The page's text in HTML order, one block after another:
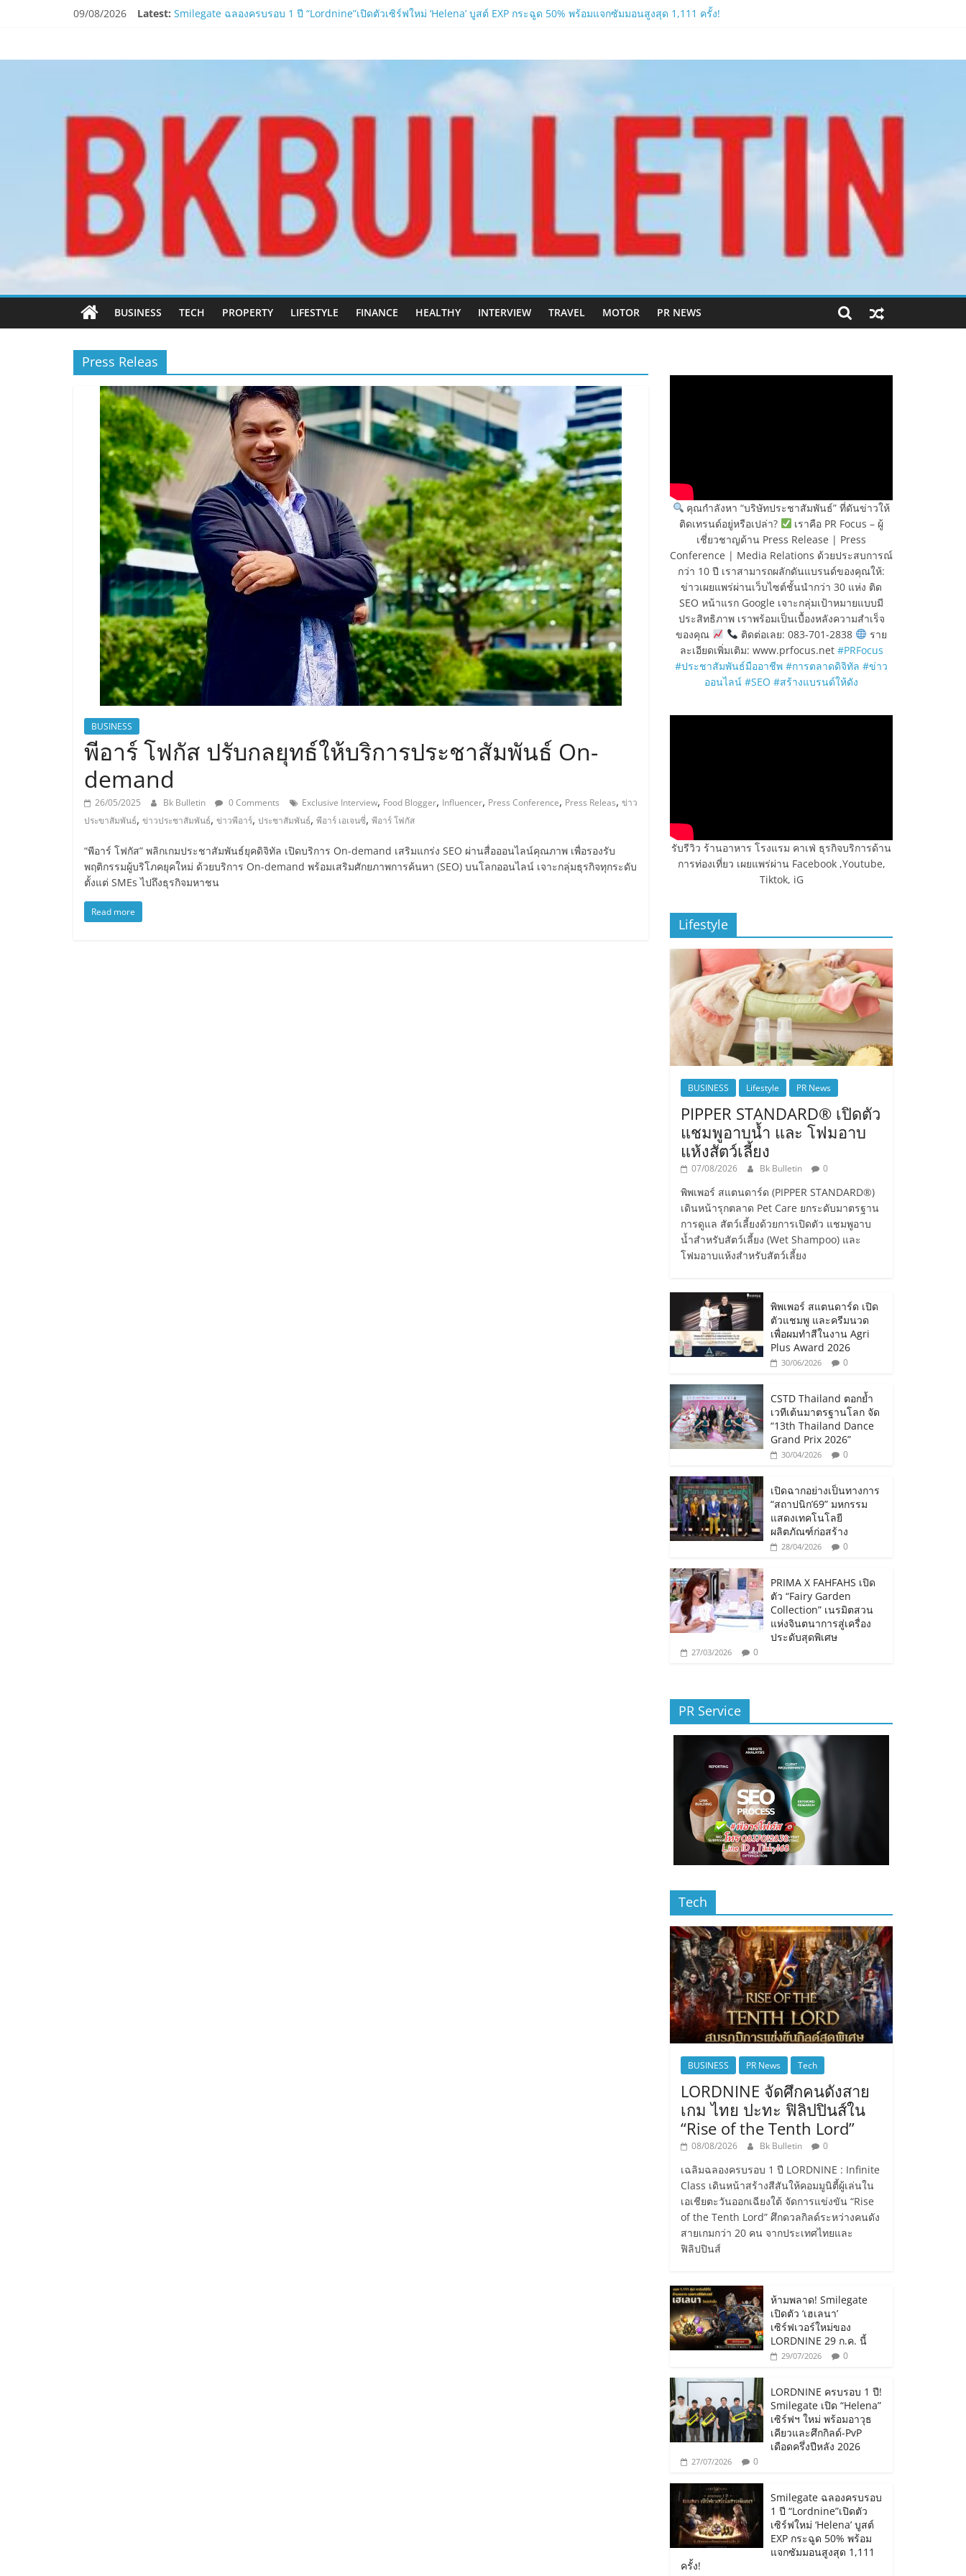
09/08/2026 Latest: Smilegate ฉลองครบรอบ 1 ปี “Lordnine”เปิดตัวเซิร์ฟใหม่ ‘Helena’ บูสต์ EXP กระฉูด 50% พร้อมแจกซัมมอนสูงสุด 1,111 ครั้ง!
ห้ามพลาด! Smilegate เปิดตัว ‘เฮเลนา’ เซิร์ฟเวอร์ใหม่ของ LORDNINE 29 ก.ค. นี้
LORDNINE ครบรอบ 1 ปี! Smilegate เปิด “Helena” เซิร์ฟฯ ใหม่ พร้อมอาวุธเคียวและศึกกิลด์-PvP เดือดครึ่งปีหลัง 2026
www.bkbulletin.com
ข่าว
ครบ
ด้าน
BUSINESS TECH PROPERTY LIFESTYLE FINANCE HEALTHY INTERVIEW TRAVEL MOTOR PR NEWS
Press Releas
BUSINESS
พีอาร์ โฟกัส ปรับกลยุทธ์ให้บริการประชาสัมพันธ์ On-
demand
26/05/2025 Bk Bulletin 0 Comments Exclusive Interview, Food Blogger, Influencer, Press Conference, Press Releas, ข่าว
ประขาสัมพันธ์, ข่าวประชาสัมพันธ์, ข่าวพีอาร์, ประชาสัมพันธ์, พีอาร์ เอเจนซี่, พีอาร์ โฟกัส
“พีอาร์ โฟกัส” พลิกเกมประชาสัมพันธ์ยุคดิจิทัล เปิดบริการ On-demand เสริมแกร่ง SEO ผ่านสื่อออนไลน์คุณภาพ เพื่อรองรับ
พฤติกรรมผู้บริโภคยุคใหม่ ด้วยบริการ On-demand พร้อมเสริมศักยภาพการค้นหา (SEO) บนโลกออนไลน์ เจาะกลุ่มธุรกิจทุกระดับ
ตั้งแต่ SMEs ไปถึงธุรกิจมหาชน
Read more
คุณกำลังหา “บริษัทประชาสัมพันธ์” ที่ดันข่าวให้
ติดเทรนด์อยู่หรือเปล่า?
เราคือ PR Focus – ผู้
เชี่ยวชาญด้าน Press Release | Press
Conference | Media Relations ด้วยประสบการณ์
กว่า 10 ปี เราสามารถผลักดันแบรนด์ของคุณให้:
ข่าวเผยแพร่ผ่านเว็บไซต์ชั้นนำกว่า 30 แห่ง ติด
SEO หน้าแรก Google เจาะกลุ่มเป้าหมายแบบมี
ประสิทธิภาพ เราพร้อมเป็นเบื้องหลังความสำเร็จ
ของคุณ
ติดต่อเลย: 083-701-2838
ราย
ละเอียดเพิ่มเติม: www.prfocus.net #PRFocus
#ประชาสัมพันธ์มืออาชีพ #การตลาดดิจิทัล #ข่าว
ออนไลน์ #SEO #สร้างแบรนด์ให้ดัง
รับรีวิว ร้านอาหาร โรงแรม คาเฟ่ ธุรกิจบริการด้าน
การท่องเที่ยว เผยแพร่ผ่าน Facebook ,Youtube,
Tiktok, iG
Lifestyle
BUSINESS Lifestyle PR News
PIPPER STANDARD® เปิดตัว
แชมพูอาบน้ำ และ โฟมอาบ
แห้งสัตว์เลี้ยง
07/08/2026 Bk Bulletin 0
พิพเพอร์ สแตนดาร์ด (PIPPER STANDARD®)
เดินหน้ารุกตลาด Pet Care ยกระดับมาตรฐาน
การดูแล สัตว์เลี้ยงด้วยการเปิดตัว แชมพูอาบ
น้ำสำหรับสัตว์เลี้ยง (Wet Shampoo) และ
โฟมอาบแห้งสำหรับสัตว์เลี้ยง
พิพเพอร์ สแตนดาร์ด เปิด
ตัวแชมพู และครีมนวด
เพื่อผมทำสีในงาน Agri
Plus Award 2026
30/06/2026 0
CSTD Thailand ตอกย้ำ
เวทีเต้นมาตรฐานโลก จัด
“13th Thailand Dance
Grand Prix 2026”
30/04/2026 0
เปิดฉากอย่างเป็นทางการ
“สถาปนิก’69” มหกรรม
แสดงเทคโนโลยี
ผลิตภัณฑ์ก่อสร้าง
28/04/2026 0
PRIMA X FAHFAHS เปิด
ตัว “Fairy Garden
Collection” เนรมิตสวน
แห่งจินตนาการสู่เครื่อง
ประดับสุดพิเศษ
27/03/2026 0
PR Service
Tech
BUSINESS PR News Tech
LORDNINE จัดศึกคนดังสาย
เกม ไทย ปะทะ ฟิลิปปินส์ใน
“Rise of the Tenth Lord”
08/08/2026 Bk Bulletin 0
เฉลิมฉลองครบรอบ 1 ปี LORDNINE : Infinite
Class เดินหน้าสร้างสีสันให้คอมมูนิตี้ผู้เล่นใน
เอเชียตะวันออกเฉียงใต้ จัดการแข่งขัน “Rise
of the Tenth Lord” ศึกดวลกิลด์ระหว่างคนดัง
สายเกมกว่า 20 คน จากประเทศไทยและ
ฟิลิปปินส์
ห้ามพลาด! Smilegate
เปิดตัว ‘เฮเลนา’
เซิร์ฟเวอร์ใหม่ของ
LORDNINE 29 ก.ค. นี้
29/07/2026 0
LORDNINE ครบรอบ 1 ปี!
Smilegate เปิด “Helena”
เซิร์ฟฯ ใหม่ พร้อมอาวุธ
เคียวและศึกกิลด์-PvP
เดือดครึ่งปีหลัง 2026
27/07/2026 0
Smilegate ฉลองครบรอบ
1 ปี “Lordnine”เปิดตัว
เซิร์ฟใหม่ ‘Helena’ บูสต์
EXP กระฉูด 50% พร้อม
แจกซัมมอนสูงสุด 1,111
ครั้ง!